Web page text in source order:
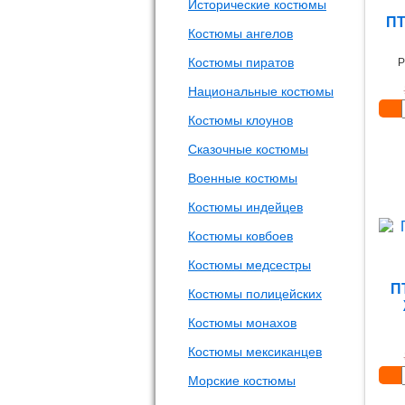
Исторические костюмы
Костюмы ангелов
Костюмы пиратов
Национальные костюмы
Костюмы клоунов
Сказочные костюмы
Военные костюмы
Костюмы индейцев
Костюмы ковбоев
Костюмы медсестры
Костюмы полицейских
Костюмы монахов
Костюмы мексиканцев
Морские костюмы